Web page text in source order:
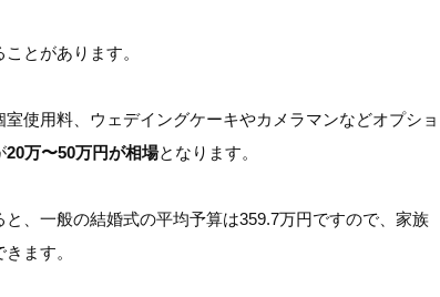
とがあります。
使用料、ウェデイングケーキやカメラマンなどオプショ
20万〜50万円が相場となります。
、一般の結婚式の平均予算は359.7万円ですので、家族
ます。